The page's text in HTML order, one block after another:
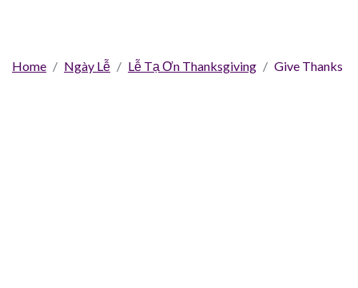
Home Ngày Lễ Lễ Tạ Ơn Thanksgiving Give Thanks